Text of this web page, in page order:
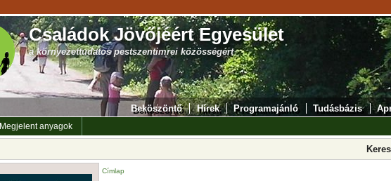
Családok Jövőjéért Egyesület
a környezettudatos pestszentimrei közösségért
Beköszöntő Hírek Programajánló Tudásbázis
Megjelent anyagok
Címlap